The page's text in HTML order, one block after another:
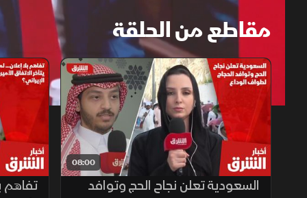
1x auto
مقاطع من الحلقة
08:00
السعودية تعلن نجاح الحج وتوافد
تفاهم